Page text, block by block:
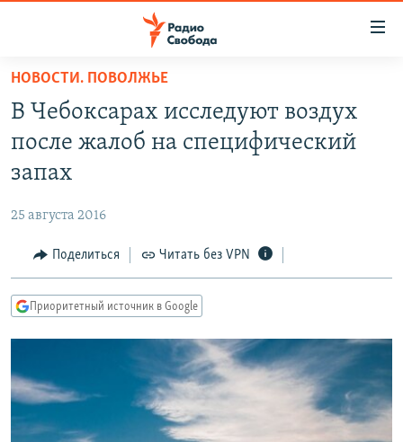
упрощенного
доступа
основному
Вернутся
Вернутся
ПРОГРАММЫ
МНЕНИЯ
КУЛЬТУРА
КАВКАЗ.РЕАЛИИ
СИБИРЬ.РЕАЛИИ
РАСПИСАНИЕ ВЕЩАНИЯ
НОВОСТИ. ПОВОЛЖЬЕ
В Чебоксарах исследуют воздух
после жалоб на специфический
запах
25 августа 2016
Поделиться Читать без VPN
Приоритетный источник в Google